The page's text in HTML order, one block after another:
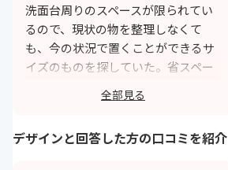
洗面台周りのスペースが限られてい
るので、現状の物を整理しなくて
も、今の状況で置くことができるサ
イズのものを探していた。省スペー
の、かつコードが邪魔にならないタ
全部見る
デザインと回答した方の口コミを紹介